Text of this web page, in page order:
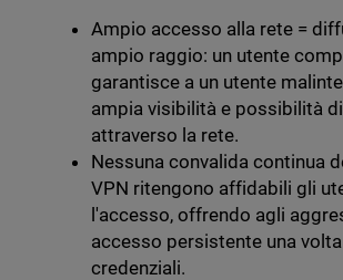
Ampio accesso alla rete =
ampio raggio: un utente
garantisce a un utente
ampia visibilità e possibilità
attraverso la rete.
Nessuna convalida continua
VPN ritengono affidabili gli
l'accesso, offrendo agli
accesso persistente una
credenziali.